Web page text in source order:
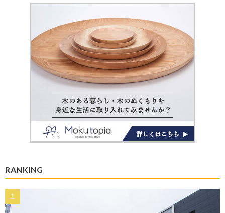
RANKING